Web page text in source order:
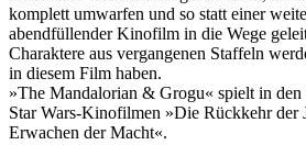
komplett umwarfen und so statt einer
abendfüllender Kinofilm in die Wege
Charaktere aus vergangenen Staffeln
in diesem Film haben.
»The Mandalorian & Grogu« spielt in den
Star Wars-Kinofilmen »Die Rückkehr der
Erwachen der Macht«.